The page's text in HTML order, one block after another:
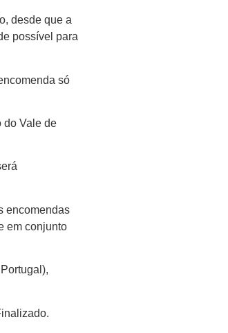
desde que a
possível para
só
do Vale de
encomendas
em conjunto